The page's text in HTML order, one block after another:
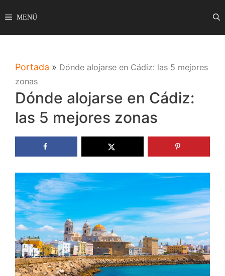
al
contenido
MENÚ
Portada » Dónde alojarse en Cádiz: las 5 mejores
zonas
Dónde alojarse en Cádiz:
las 5 mejores zonas